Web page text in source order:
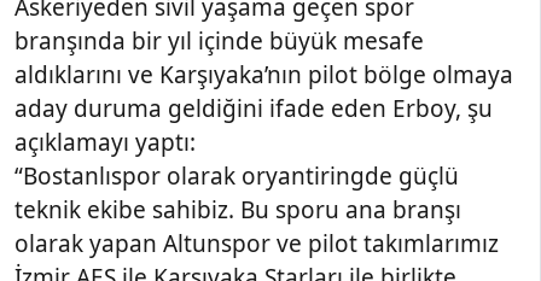
Askeriyeden sivil yaşama geçen spor
branşında bir yıl içinde büyük mesafe
aldıklarını ve Karşıyaka’nın pilot bölge olmaya
aday duruma geldiğini ifade eden Erboy, şu
açıklamayı yaptı:
“Bostanlıspor olarak oryantiringde güçlü
teknik ekibe sahibiz. Bu sporu ana branşı
olarak yapan Altunspor ve pilot takımlarımız